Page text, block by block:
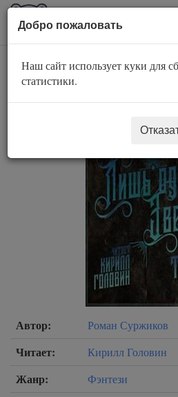
AuBook.org
Лишь одна
Автор: Роман Суржиков
Читает: Кирилл Головин
Жанр: Фэнтези
Добро пожаловать
Наш сайт использует куки для
статистики.